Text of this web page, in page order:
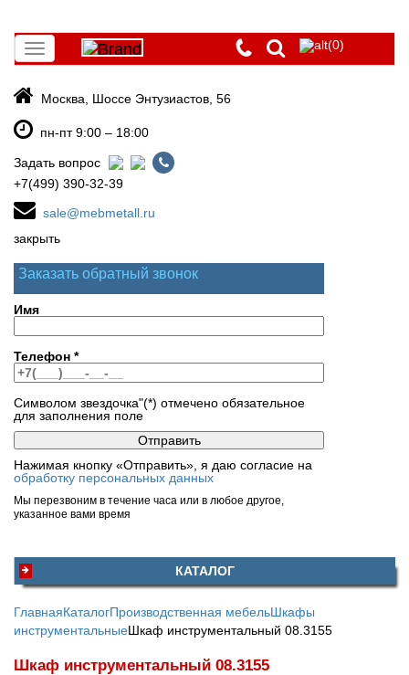
Toggle
navigation
(0)
Москва, Шоссе Энтузиастов, 56
пн-пт 9:00 – 18:00
Задать вопрос
+7(499) 390-32-39
sale@mebmetall.ru
закрыть
Заказать обратный звонок
Имя
Телефон *
Символом звездочка"(*) отмечено обязательное
для заполнения поле
Нажимая кнопку «Отправить», я даю согласие на
обработку персональных данных
Мы перезвоним в течение часа или в любое другое,
указанное вами время
КАТАЛОГ
ГлавнаяКаталогПроизводственная мебельШкафы
инструментальныеШкаф инструментальный 08.3155
Шкаф инструментальный 08.3155